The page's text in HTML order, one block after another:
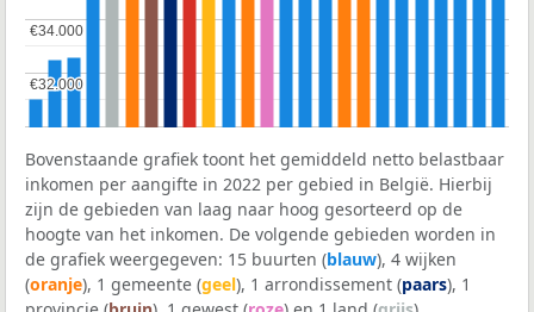
€32.000
€32.000
€34.000
€34.000
Bovenstaande grafiek toont het gemiddeld netto belastbaar
inkomen per aangifte in 2022 per gebied in België. Hierbij
zijn de gebieden van laag naar hoog gesorteerd op de
hoogte van het inkomen. De volgende gebieden worden in
de grafiek weergegeven: 15 buurten (blauw), 4 wijken
(oranje), 1 gemeente (geel), 1 arrondissement (paars), 1